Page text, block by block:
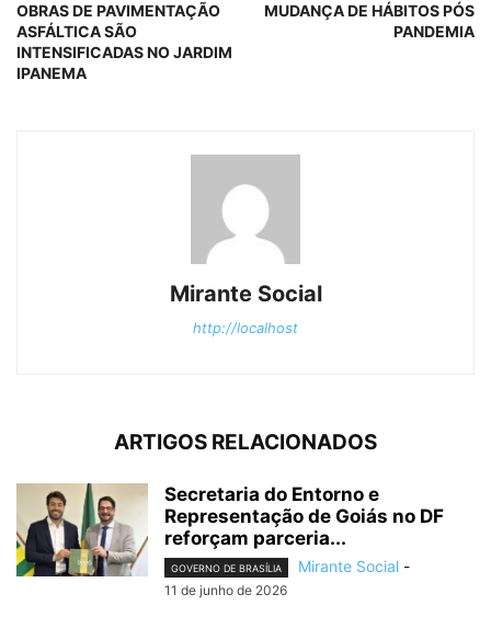
OBRAS DE PAVIMENTAÇÃO
ASFÁLTICA SÃO
INTENSIFICADAS NO JARDIM
IPANEMA
MUDANÇA DE HÁBITOS PÓS
PANDEMIA
Mirante Social
http://localhost
ARTIGOS RELACIONADOS
Secretaria do Entorno e
Representação de Goiás no DF
reforçam parceria...
GOVERNO DE BRASÍLIA Mirante Social -
11 de junho de 2026